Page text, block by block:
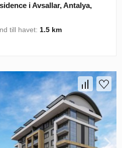
i Avsallar, Antalya,
till havet: 1.5 km